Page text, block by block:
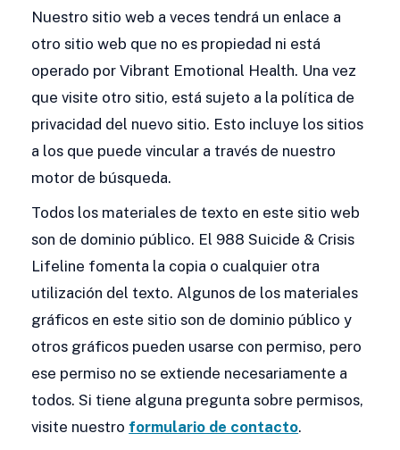
Nuestro sitio web a veces tendrá un enlace a
otro sitio web que no es propiedad ni está
operado por Vibrant Emotional Health. Una vez
que visite otro sitio, está sujeto a la política de
privacidad del nuevo sitio. Esto incluye los sitios
a los que puede vincular a través de nuestro
motor de búsqueda.
Todos los materiales de texto en este sitio web
son de dominio público. El 988 Suicide & Crisis
Lifeline fomenta la copia o cualquier otra
utilización del texto. Algunos de los materiales
gráficos en este sitio son de dominio público y
otros gráficos pueden usarse con permiso, pero
ese permiso no se extiende necesariamente a
todos. Si tiene alguna pregunta sobre permisos,
visite nuestro formulario de contacto.